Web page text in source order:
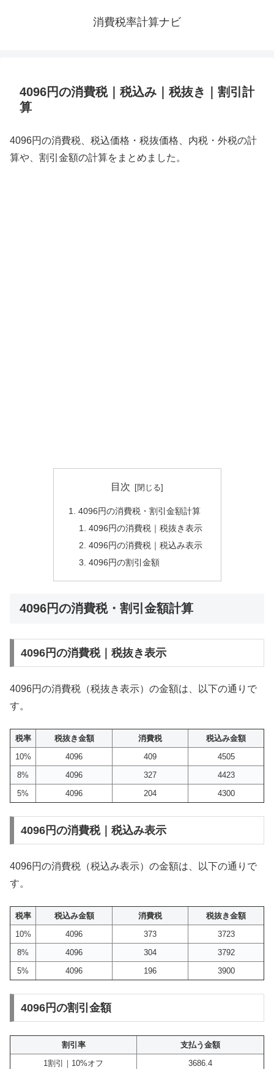
消費税率計算ナビ
4096円の消費税｜税込み｜税抜き｜割引計
算
4096円の消費税、税込価格・税抜価格、内税・外税の計
算や、割引金額の計算をまとめました。
目次
4096円の消費税・割引金額計算
4096円の消費税｜税抜き表示
4096円の消費税｜税込み表示
4096円の割引金額
4096円の消費税・割引金額計算
4096円の消費税｜税抜き表示
4096円の消費税（税抜き表示）の金額は、以下の通りで
す。
税率 税抜き金額 消費税
税込み金額
10%
4096 409
4505
8%
4096 327
4423
5%
4096 204 4300
4096円の消費税｜税込み表示
4096円の消費税（税込み表示）の金額は、以下の通りで
す。
税率 税込み金額 消費税
税抜き金額
10%
4096 373
3723
8%
4096 304
3792
5%
4096 196 3900
4096円の割引金額
割引率
支払う金額
1割引｜10%オフ
3686.4